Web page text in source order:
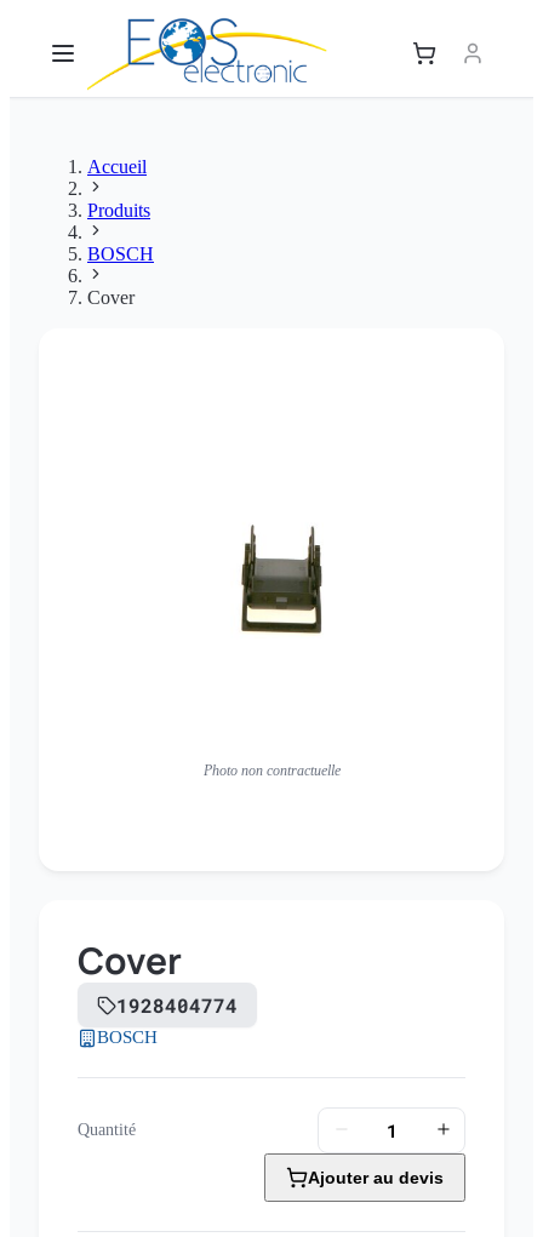
Accueil
Produits
BOSCH
Cover
Photo non contractuelle
Cover
1928404774
BOSCH
Quantité
Ajouter au devis